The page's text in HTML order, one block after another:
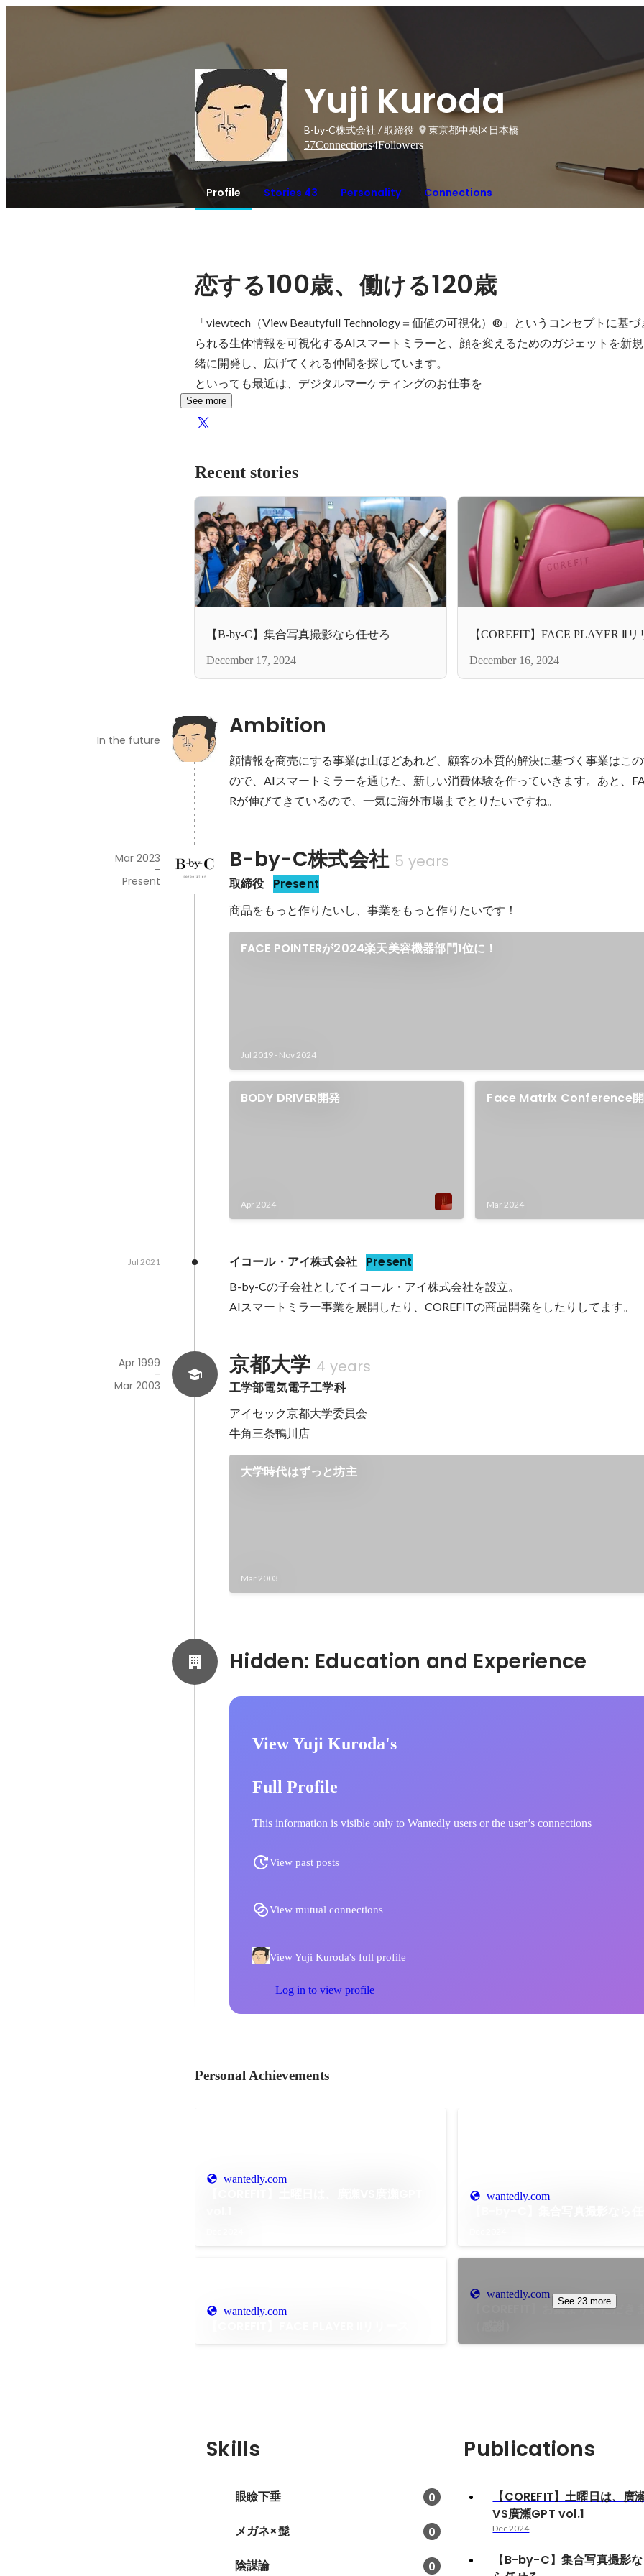
Yuji Kuroda
B-by-C株式会社 / 取締役
東京都中央区日本橋
57Connections4Followers
Profile Stories 43 Personality Connections
恋する100歳、働ける120歳
「viewtech（View Beautyfull Technology＝価値の可視化）®」というコンセプトに基
られる生体情報を可視化するAIスマートミラーと、顔を変えるためのガジェットを新
緒に開発し、広げてくれる仲間を探しています。
といっても最近は、デジタルマーケティングのお仕事を
See more
Recent stories
【B-by-C】集合写真撮影なら任せろ
December 17, 2024
【COREFIT】FACE PLAYER Ⅱリ
December 16, 2024
Ambition
In the future
顔情報を商売にする事業は山ほどあれど、顧客の本質的解決に基づく事業はこ
ので、AIスマートミラーを通じた、新しい消費体験を作っていきます。あと、
Rが伸びてきているので、一気に海外市場までとりたいですね。
B-by-C株式会社 5 years
取締役 Present
Mar 2023
-
Present
商品をもっと作りたいし、事業をもっと作りたいです！
FACE POINTERが2024楽天美容機器部門1位に！
Jul 2019- Nov 2024
BODY DRIVER開発
Apr 2024
Face Matrix Conference
Mar 2024
イコール・アイ株式会社 Present
Jul 2021
B-by-Cの子会社としてイコール・アイ株式会社を設立。
AIスマートミラー事業を展開したり、COREFITの商品開発をしたりしてます。
京都大学 4 years
工学部電気電子工学科
Apr 1999
-
Mar 2003
アイセック京都大学委員会
牛角三条鴨川店
大学時代はずっと坊主
Mar 2003
View Yuji Kuroda's
Full Profile
This information is visible only to Wantedly users or the user’s connections
View past posts
View mutual connections
View Yuji Kuroda's full profile
Log in to view profile
Personal Achievements
wantedly.com
wantedly.com
wantedly.com
wantedly.com
【COREFIT】お集まりいただき
See 23 more
Skills
眼瞼下垂 0
メガネ×髭 0
陰謀論 0
Publications
【COREFIT】土曜日は、廣
VS廣瀬GPT vol.1
Dec 2024
【B-by-C】集合写真撮影な